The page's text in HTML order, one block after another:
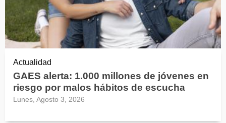
Actualidad
GAES alerta: 1.000 millones de jóvenes en
riesgo por malos hábitos de escucha
Lunes, Agosto 3, 2026